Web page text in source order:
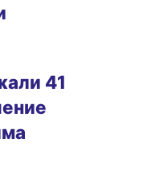
41